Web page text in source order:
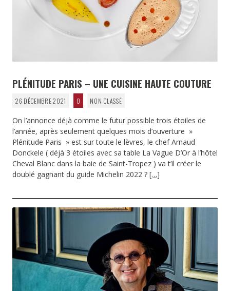
PLÉNITUDE PARIS – UNE CUISINE HAUTE COUTURE
26 DÉCEMBRE 2021 0 NON CLASSÉ
On l’annonce déjà comme le futur possible trois étoiles de
l’année, après seulement quelques mois d’ouverture »
Plénitude Paris » est sur toute le lèvres, le chef Arnaud
Donckele ( déjà 3 étoiles avec sa table La Vague D’Or à l’hôtel
Cheval Blanc dans la baie de Saint-Tropez ) va t’il créer le
doublé gagnant du guide Michelin 2022 ? […]